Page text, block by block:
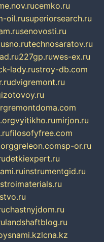
cemko.ru
oil.rusuperiorsearch.ru
senovosti.ru
technosaratov.ru
227gp.ruwes-ex.ru
lady.rustroy-db.com
dvigremont.ru
remontdoma.com
vyitikho.rumirjon.ru
filosofyfree.com
greleon.comsp-or.ru
detkiexpert.ru
instrumentgid.ru
stroimaterials.ru
chastnyjdom.ru
landshaftblog.ru
lcna.kz